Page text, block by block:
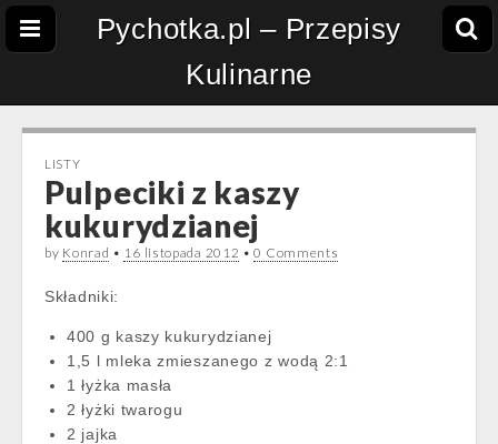
Pychotka.pl – Przepisy
Kulinarne
LISTY
Pulpeciki z kaszy
kukurydzianej
by Konrad • 16 listopada 2012 •0 Comments
Składniki:
400 g kaszy kukurydzianej
1,5 l mleka zmieszanego z wodą 2:1
1 łyżka masła
2 łyżki twarogu
2 jajka